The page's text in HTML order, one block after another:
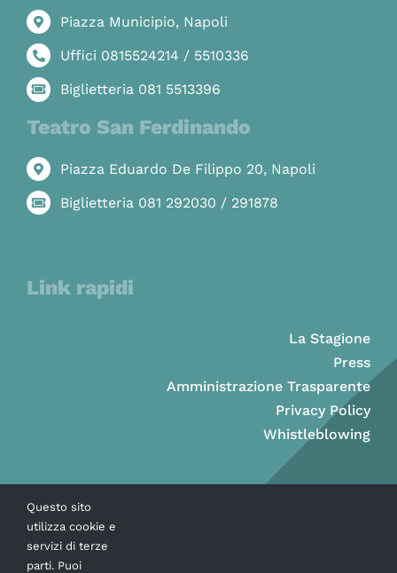
Piazza Municipio, Napoli
Uffici 0815524214 / 5510336
Biglietteria 081 5513396
Teatro San Ferdinando
Piazza Eduardo De Filippo 20, Napoli
Biglietteria 081 292030 / 291878
Link rapidi
La Stagione
Press
Amministrazione Trasparente
Privacy Policy
Whistleblowing
Questo sito
utilizza cookie e
servizi di terze
parti. Puoi